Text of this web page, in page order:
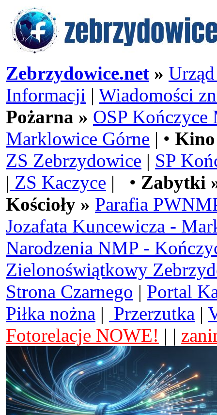
Zebrzydowice.net »
Informacji | Wiadomości
Pożarna » OSP Kończyce
Marklowice Górne | •
ZS Zebrzydowice | SP
| ZS Kaczyce | • Zabytki
Kościoły » Parafia
Jozafata Kuncewicza -
Narodzenia NMP -
Zielonoświątkowy
Strona Czarnego | Portal
Piłka nożna | Przerzutka |
Fotorelacje NOWE! | |